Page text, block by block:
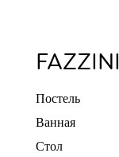
FAZZINI
Постель
Ванная
Стол